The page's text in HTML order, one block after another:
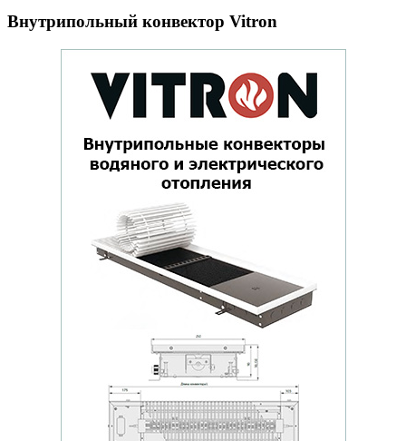
Внутрипольный конвектор Vitron